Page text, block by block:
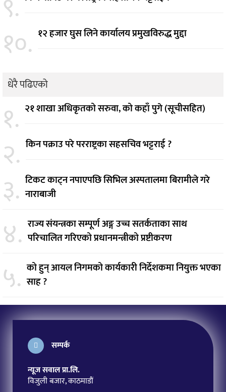
१०. १२ हजार घुस लिने कार्यालय प्रमुखविरुद्ध मुद्दा
धेरै पढिएको
१. २१ शाखा अधिकृतको सरुवा, को कहाँ पुगे (सूचीसहित)
२. किन पक्राउ परे परराष्ट्रका सहसचिव भट्टराई ?
३. टिकट काट्न नपाएपछि सिभिल अस्पतालमा बिरामीले गरे
नाराबाजी
४. राज्य संयन्त्रका सम्पूर्ण अङ्ग उच्च सतर्कताका साथ
परिचालित गरिएको प्रधानमन्त्रीको प्रष्टीकरण
५. को हुन् आयल निगमको कार्यकारी निर्देशकमा नियुक्त भएका
साह ?
सम्पर्क
न्यूज सवाल प्रा.लि.
विजुली बजार, काठमाडौं